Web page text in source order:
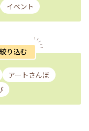
イベント
り込む
アートさんぽ